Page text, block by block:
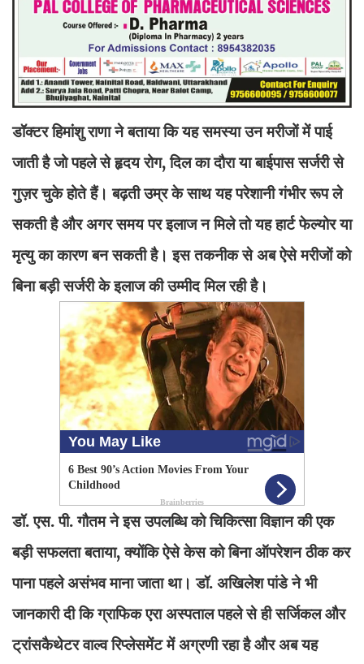
डॉक्टर हिमांशु राणा ने बताया कि यह समस्या उन मरीजों में पाई
जाती है जो पहले से हृदय रोग, दिल का दौरा या बाईपास सर्जरी से
गुज़र चुके होते हैं। बढ़ती उम्र के साथ यह परेशानी गंभीर रूप ले
सकती है और अगर समय पर इलाज न मिले तो यह हार्ट फेल्योर या
मृत्यु का कारण बन सकती है। इस तकनीक से अब ऐसे मरीजों को
बिना बड़ी सर्जरी के इलाज की उम्मीद मिल रही है।
डॉ. एस. पी. गौतम ने इस उपलब्धि को चिकित्सा विज्ञान की एक
बड़ी सफलता बताया, क्योंकि ऐसे केस को बिना ऑपरेशन ठीक कर
पाना पहले असंभव माना जाता था। डॉ. अखिलेश पांडे ने भी
जानकारी दी कि ग्राफिक एरा अस्पताल पहले से ही सर्जिकल और
ट्रांसकैथेटर वाल्व रिप्लेसमेंट में अग्रणी रहा है और अब यह